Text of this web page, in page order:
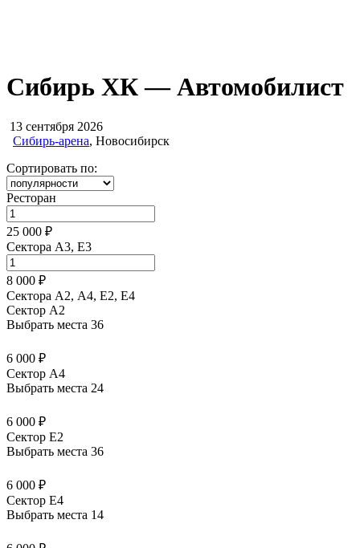
Сибирь ХК — Автомобилист
13 сентября 2026
Сибирь-арена, Новосибирск
Сортировать по:
Ресторан
25 000 ₽
Сектора A3, E3
8 000 ₽
Сектора А2, А4, Е2, Е4
Сектор A2
Выбрать места 36
6 000 ₽
Сектор A4
Выбрать места 24
6 000 ₽
Сектор E2
Выбрать места 36
6 000 ₽
Сектор E4
Выбрать места 14